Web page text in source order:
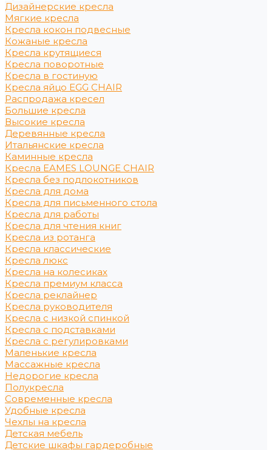
Дизайнерские кресла
Мягкие кресла
Кресла кокон подвесные
Кожаные кресла
Кресла крутящиеся
Кресла поворотные
Кресла в гостиную
Кресла яйцо EGG CHAIR
Распродажа кресел
Большие кресла
Высокие кресла
Деревянные кресла
Итальянские кресла
Каминные кресла
Кресла EAMES LOUNGE CHAIR
Кресла без подлокотников
Кресла для дома
Кресла для письменного стола
Кресла для работы
Кресла для чтения книг
Кресла из ротанга
Кресла классические
Кресла люкс
Кресла на колесиках
Кресла премиум класса
Кресла реклайнер
Кресла руководителя
Кресла с низкой спинкой
Кресла с подставками
Кресла с регулировками
Маленькие кресла
Массажные кресла
Недорогие кресла
Полукресла
Современные кресла
Удобные кресла
Чехлы на кресла
Детская мебель
Детские шкафы гардеробные